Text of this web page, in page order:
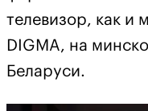
телевизор, как и
DIGMA, на
Беларуси.